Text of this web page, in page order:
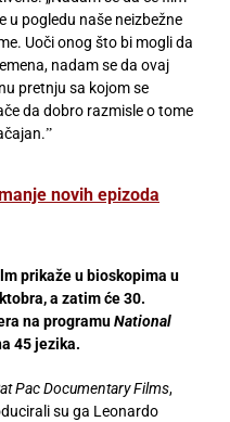
u pogledu naše neizbežne
Uoči onog što bi mogli da
nadam se da ovaj
pretnju sa kojom se
da dobro razmisle o tome
novih epizoda
prikaže u bioskopima u
a zatim će 30.
na programuNational
45 jezika.
Pac Documentary Films,
su ga Leonardo